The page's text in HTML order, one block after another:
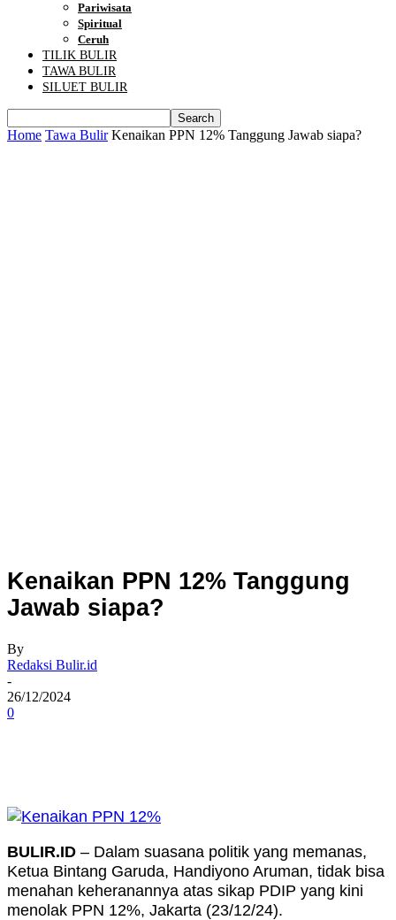
Pariwisata
Spiritual
Ceruh
TILIK BULIR
TAWA BULIR
SILUET BULIR
Home Tawa Bulir Kenaikan PPN 12% Tanggung Jawab siapa?
Kenaikan PPN 12% Tanggung
Jawab siapa?
By
Redaksi Bulir.id
-
26/12/2024
0
BULIR.ID – Dalam suasana politik yang memanas,
Ketua Bintang Garuda, Handiyono Aruman, tidak bisa
menahan keheranannya atas sikap PDIP yang kini
menolak PPN 12%, Jakarta (23/12/24).